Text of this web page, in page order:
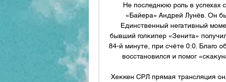
Не последнюю роль в успехах
«Байера» Андрей Лунёв. Он
Единственный негативный
бывший голкипер «Зенита»
84-й минуте, при счёте 0:0. Благо
восстановился и помог
Хеккен СРЛ прямая трансляция